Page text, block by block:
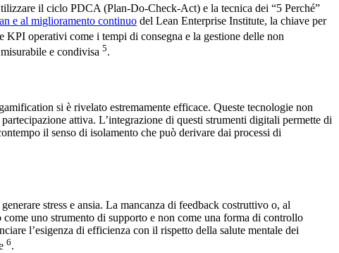
il ciclo PDCA (Plan-Do-Check-Act) e la tecnica dei “5 Perché”
e al miglioramento continuo del Lean Enterprise Institute, la chiave per
KPI operativi come i tempi di consegna e la gestione delle non
e condivisa 5.
si è rivelato estremamente efficace. Queste tecnologie non
attiva. L’integrazione di questi strumenti digitali permette di
il senso di isolamento che può derivare dai processi di
stress e ansia. La mancanza di feedback costruttivo o, al
uno strumento di supporto e non come una forma di controllo
l’esigenza di efficienza con il rispetto della salute mentale dei
6.